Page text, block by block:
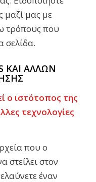
μαζί μας με
τρόπους που
σελίδα.
ΚΑΙ ΑΛΛΩΝ
ο ιστότοπος της
τεχνολογίες
που ο
στείλει στον
έναν